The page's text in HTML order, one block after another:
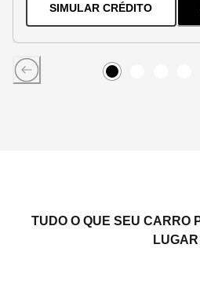
SIMULAR CRÉDITOPARA O
TUDO O QUE SEU CARRO
LUGAR